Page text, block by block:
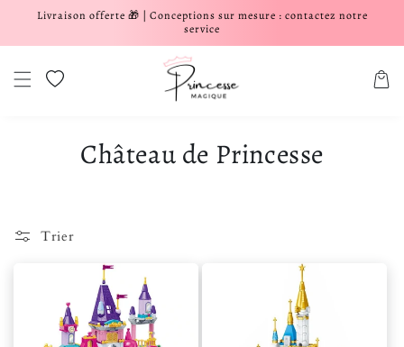
et passer au contenu
Livraison offerte 🎁 | Conceptions sur mesure : contactez notre
service
Liste de souhaits Panier
Château de Princesse
Trier